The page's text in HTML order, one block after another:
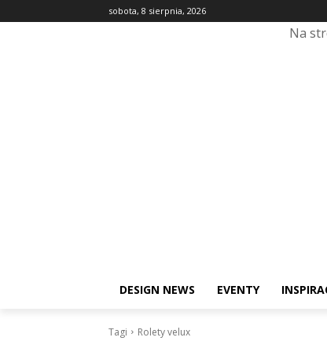
sobota, 8 sierpnia, 2026
Na
DESIGN NEWS EVENTY
Tagi Rolety velux